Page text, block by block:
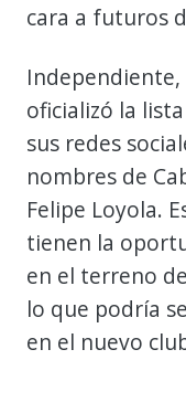
cara a futuros
Independiente,
oficializó la
sus redes
nombres de
Felipe Loyola.
tienen la
en el terreno
lo que podría
en el nuevo